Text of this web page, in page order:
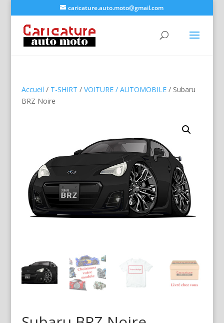
caricature.auto.moto@gmail.com
Accueil / T-SHIRT / VOITURE / AUTOMOBILE/ Subaru
BRZ Noire